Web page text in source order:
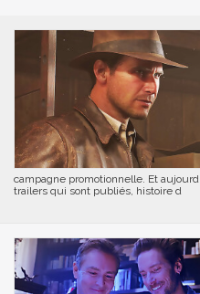
campagne promotionnelle. Et
trailers qui sont publiés, histoire d